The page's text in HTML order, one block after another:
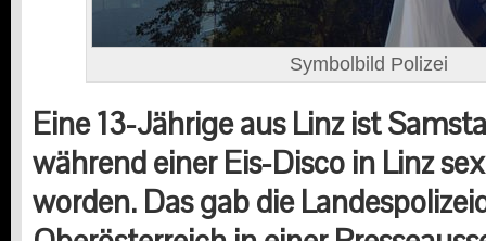
Symbolbild Polizei
Eine 13-Jährige aus Linz ist
während einer Eis-Disco in Linz
worden. Das gab die